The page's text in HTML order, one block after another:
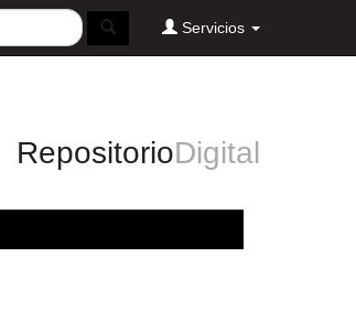
Servicios
RepositorioDigital